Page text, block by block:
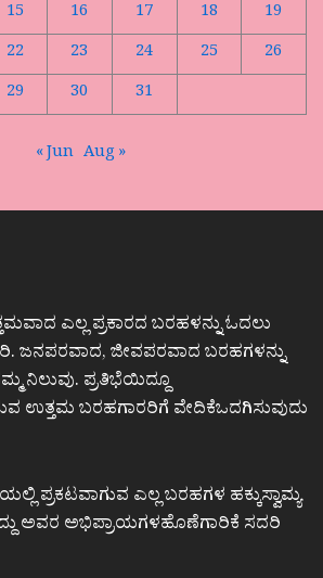
15 16 17 18
19
22 23 24 25
26
29 30 31
« Jun Aug »
ಎಲ್ಲ ಪ್ರಕಾರದ ಬರಹಳನ್ನು ಓದಲು
ಜನಪರವಾದ, ಜೀವಪರವಾದ ಬರಹಗಳನ್ನು
ನಿಲುವು. ಪ್ರತಿಭೆಯಿದ್ದೂ
ಉತ್ತಮ ಬರಹಗಾರರಿಗೆ ವೇದಿಕೆಒದಗಿಸುವುದು
ಪ್ರಕಟವಾಗುವ ಎಲ್ಲ ಬರಹಗಳ ಹಕ್ಕುಸ್ವಾಮ್ಯ
ಅವರ ಅಭಿಪ್ರಾಯಗಳಹೊಣೆಗಾರಿಕೆ ಸದರಿ